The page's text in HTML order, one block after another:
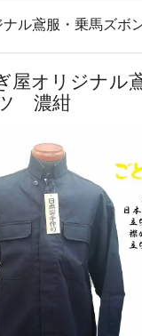
ル鳶服・乗馬ズボ
屋オリジナル
濃紺